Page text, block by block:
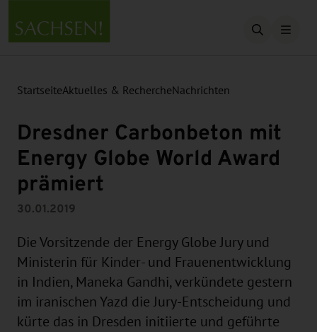
Suche
StartseiteAktuelles & RechercheNachrichten
Dresdner Carbonbeton mit
Energy Globe World Award
prämiert
30.01.2019
Die Vorsitzende der Energy Globe Jury und
Ministerin für Kinder- und Frauenentwicklung
in Indien, Maneka Gandhi, verkündete gestern
im iranischen Yazd die Jury-Entscheidung und
kürte das in Dresden initiierte und geführte